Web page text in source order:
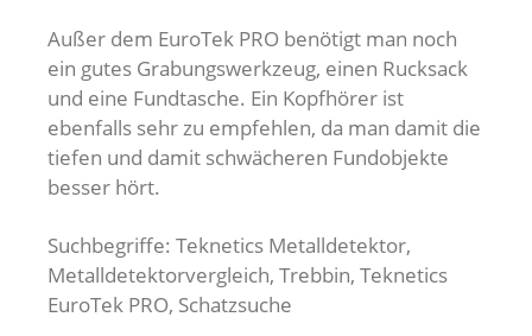
Außer dem EuroTek PRO benötigt man noch
ein gutes Grabungswerkzeug, einen Rucksack
und eine Fundtasche. Ein Kopfhörer ist
ebenfalls sehr zu empfehlen, da man damit die
tiefen und damit schwächeren Fundobjekte
besser hört.
Suchbegriffe: Teknetics Metalldetektor,
Metalldetektorvergleich, Trebbin, Teknetics
EuroTek PRO, Schatzsuche